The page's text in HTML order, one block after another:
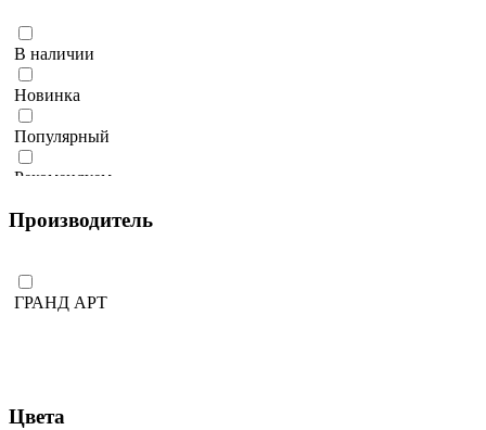
В наличии
Новинка
Популярный
Рекомендуем
Количество ограничено
Производитель
ГРАНД АРТ
Цвета